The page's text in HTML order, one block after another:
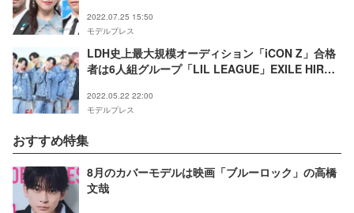
2022.07.25 15:50
モデルプレス
LDH史上最大規模オーディション「iCON Z」合格
者は6人組グループ「LIL LEAGUE」EXILE HIRO
2022.05.22 22:00
モデルプレス
おすすめ特集
8月のカバーモデルは映画「ブルーロック」の高橋
文哉